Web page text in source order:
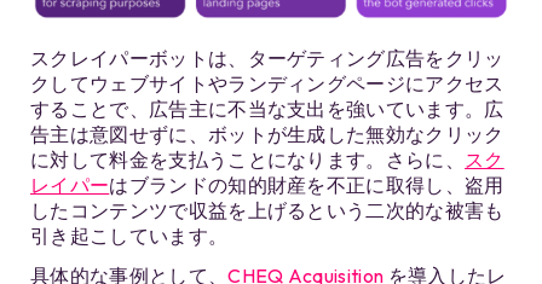
スクレイパーボットは、ターゲティング広告をクリッ
クしてウェブサイトやランディングページにアクセス
することで、広告主に不当な支出を強いています。広
告主は意図せずに、ボットが生成した無効なクリック
に対して料金を支払うことになります。さらに、 スク
レイパーはブランドの知的財産を不正に取得し、盗用
したコンテンツで収益を上げるという二次的な被害も
引き起こしています。
具体的な事例として、CHEQ Acquisition を導入したレ